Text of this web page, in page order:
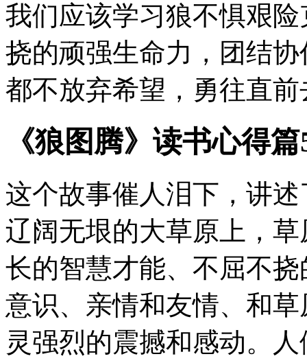
我们应该学习狼不惧艰
挠的顽强生命力，团结
都不放弃希望，勇往直
《狼图腾》读书心得篇
这个故事催人泪下，讲
辽阔无垠的大草原上，
长的智慧才能、不屈不
意识、亲情和友情、和
灵强烈的震撼和感动。